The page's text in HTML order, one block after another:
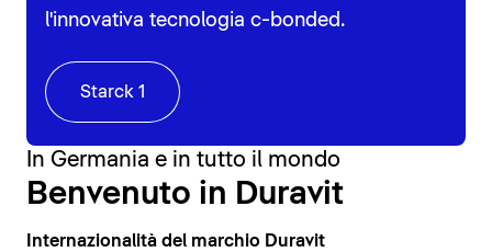
l'innovativa tecnologia c-bonded.
Starck 1
In Germania e in tutto il mondo
Benvenuto in Duravit
Internazionalità del marchio Duravit